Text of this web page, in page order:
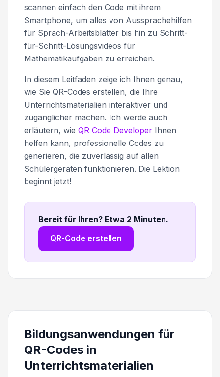
scannen einfach den Code mit ihrem
Smartphone, um alles von Aussprachehilfen
für Sprach-Arbeitsblätter bis hin zu Schritt-
für-Schritt-Lösungsvideos für
Mathematikaufgaben zu erreichen.
In diesem Leitfaden zeige ich Ihnen genau,
wie Sie QR-Codes erstellen, die Ihre
Unterrichtsmaterialien interaktiver und
zugänglicher machen. Ich werde auch
erläutern, wie QR Code Developer Ihnen
helfen kann, professionelle Codes zu
generieren, die zuverlässig auf allen
Schülergeräten funktionieren. Die Lektion
beginnt jetzt!
Bereit für Ihren? Etwa 2 Minuten.
QR-Code erstellen
Bildungsanwendungen für
QR-Codes in
Unterrichtsmaterialien